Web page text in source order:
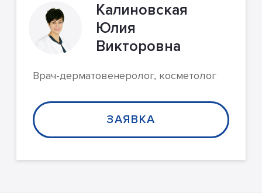
Калиновская
Юлия
Викторовна
Врач-дерматовенеролог, косметолог
ЗАЯВКА